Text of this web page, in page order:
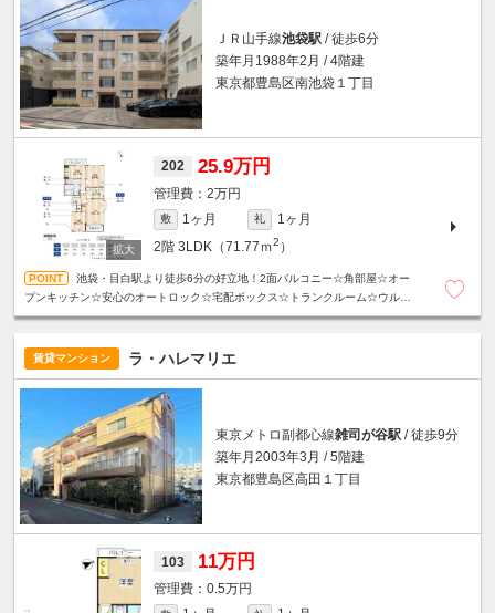
ＪＲ山手線池袋駅 / 徒歩6分
築年月1988年2月 / 4階建
東京都豊島区南池袋１丁目
202 25.9万円
2万円
敷 1ヶ月 礼
1ヶ月
2階 3LDK（71.77ｍ2 ）
池袋・目白駅より徒歩6分の好立地！2面バルコニー☆角部屋☆オー
プンキッチン☆安心のオートロック☆宅配ボックス☆トランクルーム☆ウルト
賃貸マンション ラ・ハレマリエ
東京メトロ副都心線雑司が谷駅 / 徒歩9分
築年月2003年3月 / 5階建
東京都豊島区高田１丁目
103 11万円
0.5万円